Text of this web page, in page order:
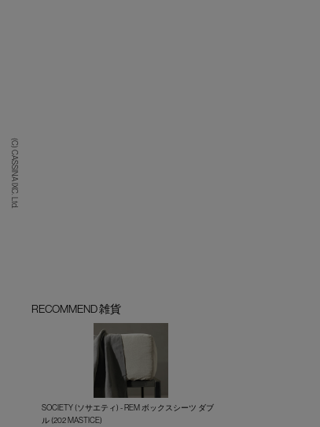
(C) CASSINA IXC. Ltd.
RECOMMEND 雑貨
SOCIETY (ソサエティ) - REM ボックスシーツ ダブ
ル (202 MASTICE)